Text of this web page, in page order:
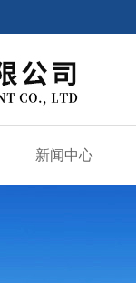
新闻中心